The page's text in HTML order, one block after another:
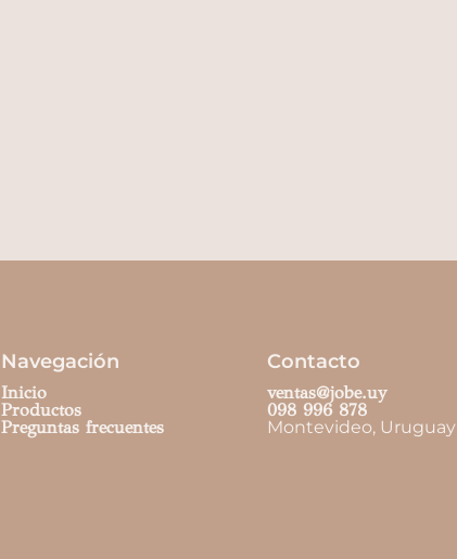
Navegación
Inicio
Productos
Preguntas frecuentes
Contacto
ventas@jobe.uy
098 996 878
Montevideo, Uruguay